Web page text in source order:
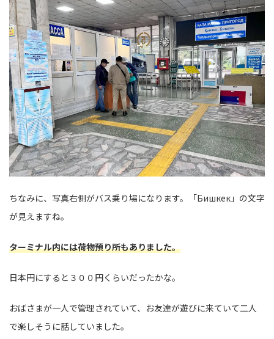
ちなみに、写真右側がバス乗り場になります。「Бишкек」の文字
が見えますね。
ターミナル内には荷物預り所もありました。
日本円にすると３００円くらいだったかな。
おばさまが一人で管理されていて、お友達が遊びに来ていて二人
で楽しそうに話していました。